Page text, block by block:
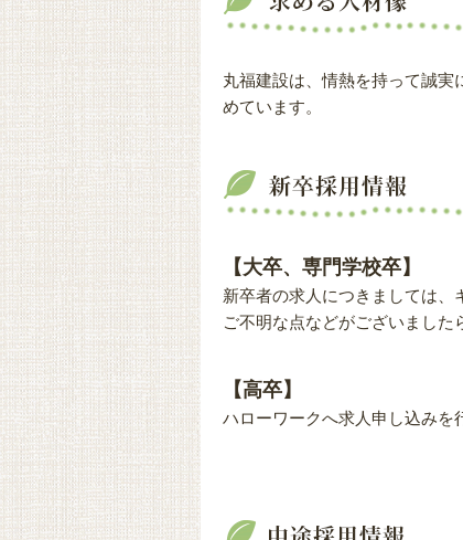
丸福建設は、情熱を持って誠
めています。
【大卒、専門学校卒】
新卒者の求人につきましては
ご不明な点などがございました
【高卒】
ハローワークへ求人申し込みを